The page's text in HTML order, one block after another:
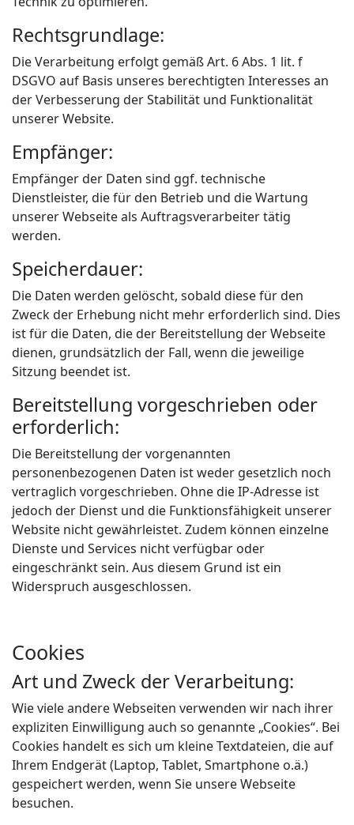
Rechtsgrundlage:
Die Verarbeitung erfolgt gemäß Art. 6 Abs. 1 lit. f
DSGVO auf Basis unseres berechtigten Interesses an
der Verbesserung der Stabilität und Funktionalität
unserer Website.
Empfänger:
Empfänger der Daten sind ggf. technische
Dienstleister, die für den Betrieb und die Wartung
unserer Webseite als Auftragsverarbeiter tätig
werden.
Speicherdauer:
Die Daten werden gelöscht, sobald diese für den
Zweck der Erhebung nicht mehr erforderlich sind. Dies
ist für die Daten, die der Bereitstellung der Webseite
dienen, grundsätzlich der Fall, wenn die jeweilige
Sitzung beendet ist.
Bereitstellung vorgeschrieben oder
erforderlich:
Die Bereitstellung der vorgenannten
personenbezogenen Daten ist weder gesetzlich noch
vertraglich vorgeschrieben. Ohne die IP-Adresse ist
jedoch der Dienst und die Funktionsfähigkeit unserer
Website nicht gewährleistet. Zudem können einzelne
Dienste und Services nicht verfügbar oder
eingeschränkt sein. Aus diesem Grund ist ein
Widerspruch ausgeschlossen.
Cookies
Art und Zweck der Verarbeitung:
Wie viele andere Webseiten verwenden wir nach ihrer
expliziten Einwilligung auch so genannte „Cookies“. Bei
Cookies handelt es sich um kleine Textdateien, die auf
Ihrem Endgerät (Laptop, Tablet, Smartphone o.ä.)
gespeichert werden, wenn Sie unsere Webseite
besuchen.